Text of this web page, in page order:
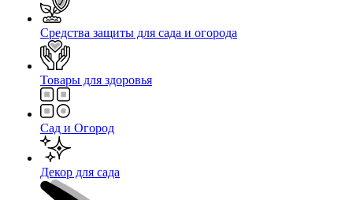
Средства защиты для сада и огорода
Товары для здоровья
Сад и Огород
Декор для сада